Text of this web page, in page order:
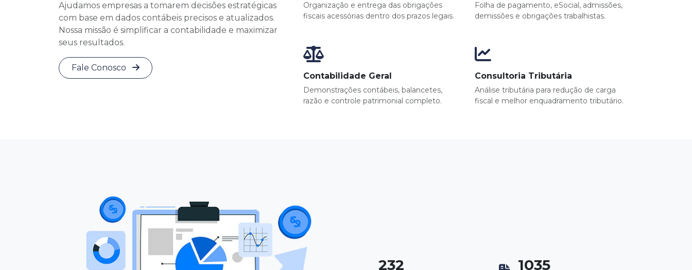
Ajudamos empresas a tomarem decisões estratégicas
com base em dados contábeis precisos e atualizados.
Nossa missão é simplificar a contabilidade e maximizar
seus resultados.
Fale Conosco
Organização e entrega das obrigações
fiscais acessórias dentro dos prazos legais.
Folha de pagamento, eSocial, admissões,
demissões e obrigações trabalhistas.
Contabilidade Geral
Demonstrações contábeis, balancetes,
razão e controle patrimonial completo.
Consultoria Tributária
Análise tributária para redução de carga
fiscal e melhor enquadramento tributário.
266 1188